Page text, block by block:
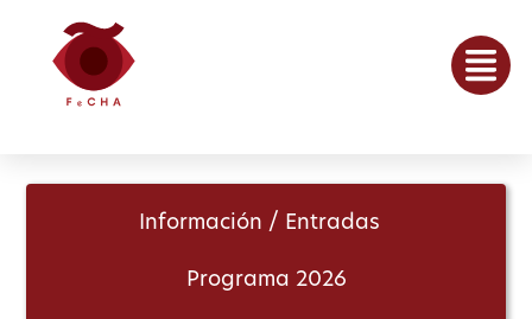
Información / Entradas
Programa 2026